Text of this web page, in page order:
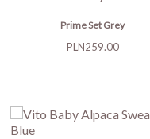
Prime Set Grey
Price
PLN259.00